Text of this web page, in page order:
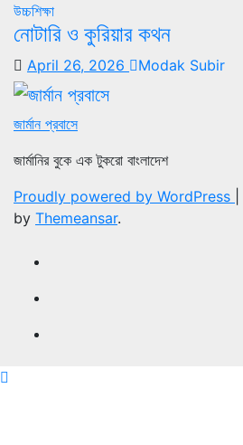
উচ্চশিক্ষা
নোটারি ও কুরিয়ার কথন
April 26, 2026 Modak Subir
জার্মান প্রবাসে
জার্মানির বুকে এক টুকরো বাংলাদেশ
Proudly powered by WordPress
by Themeansar.